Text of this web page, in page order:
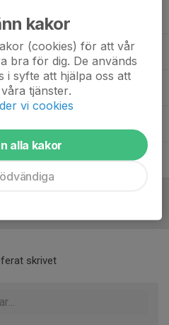
tränare
Tränare
skrivet
kakor
(cookies) för att vår
bra för dig. De används
i syfte att hjälpa oss att
tjänster.
vi cookies
alla kakor